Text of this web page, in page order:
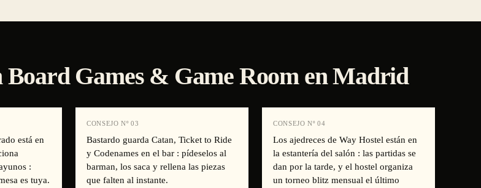
Board Games & Game Room en Madrid
está en
:
es tuya.
CONSEJO Nº 03
Bastardo guarda Catan, Ticket to Ride
y Codenames en el bar : pídeselos al
barman, los saca y rellena las piezas
que falten al instante.
CONSEJO Nº 04
Los ajedreces de Way Hostel están en
la estantería del salón : las partidas se
dan por la tarde, y el hostel organiza
un torneo blitz mensual el último